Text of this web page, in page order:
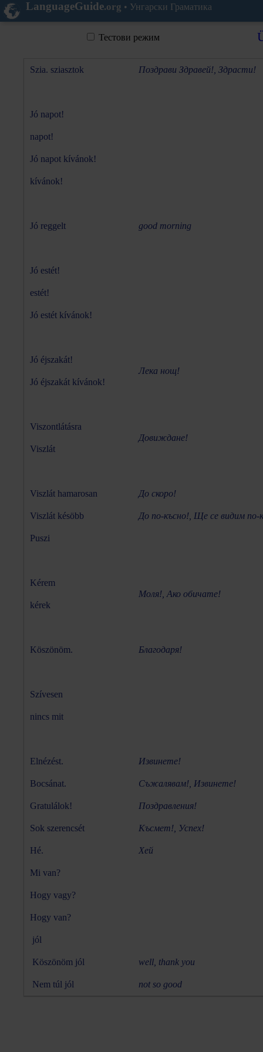
LanguageGuide.org • Унгарски Граматика
Тестови режим
Szia. sziasztok Поздрави Здравей!, Здрасти!
Jó napot!
napot!
Jó napot kívánok!
kívánok!
Jó reggelt good morning
Jó estét!
estét!
Jó estét kívánok!
Jó éjszakát!
Лека нощ!
Jó éjszakát kívánok!
Viszontlátásra
Довиждане!
Viszlát
Viszlát hamarosan До скоро!
Viszlát késöbb До по-късно!, Ще се видим по-
Puszi
Kérem
Моля!, Ако обичате!
kérek
Köszönöm. Благодаря!
Szívesen
nincs mit
Elnézést. Извинете!
Bocsánat. Съжалявам!, Извинете!
Gratulálok! Поздравления!
Sok szerencsét Късмет!, Успех!
Hé. Хей
Mi van?
Hogy vagy?
Hogy van?
jól
Köszönöm jól well, thank you
Nem túl jól not so good